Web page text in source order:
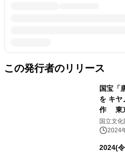
この発行者のリリース
国宝「
を キヤ
作 東
一般公
国立文化
ン株式会
2024
2024(令和6)年度